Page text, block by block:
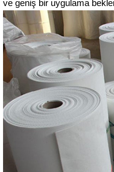
ve geniş bir uygulama